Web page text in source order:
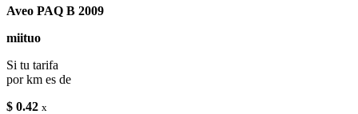
Aveo PAQ B 2009
miituo
Si tu tarifa
por km es de
$ 0.42 x